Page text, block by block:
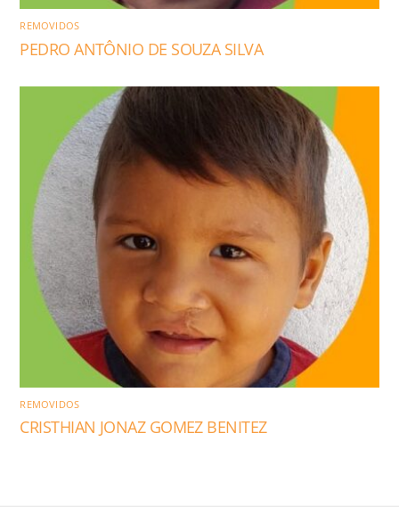
REMOVIDOS
PEDRO ANTÔNIO DE SOUZA SILVA
REMOVIDOS
CRISTHIAN JONAZ GOMEZ BENITEZ